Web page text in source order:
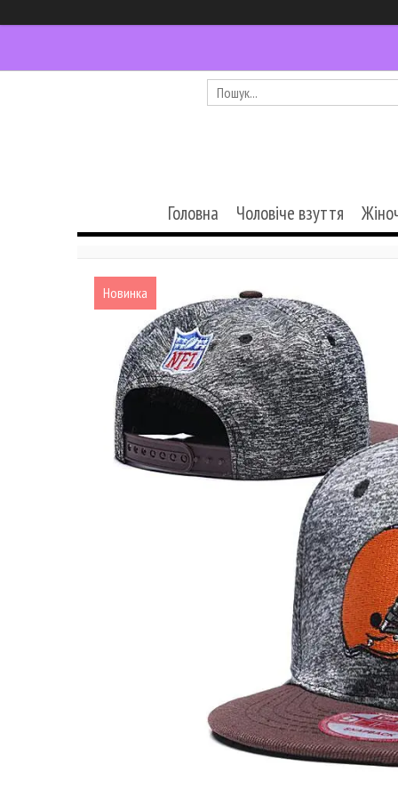
Головна Чоловіче взуття
Новинка